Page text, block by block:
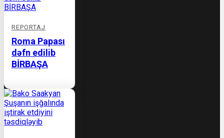
REPORTAJ
Roma Papası
dəfn edilib
BİRBAŞA